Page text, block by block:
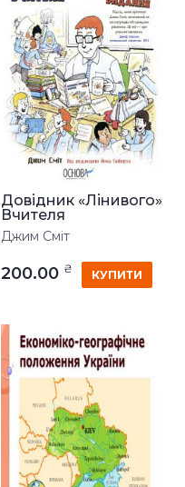
Довідник «Лінивого»
Вчителя
Джим Сміт
200.00 ₴ КУПИТИ